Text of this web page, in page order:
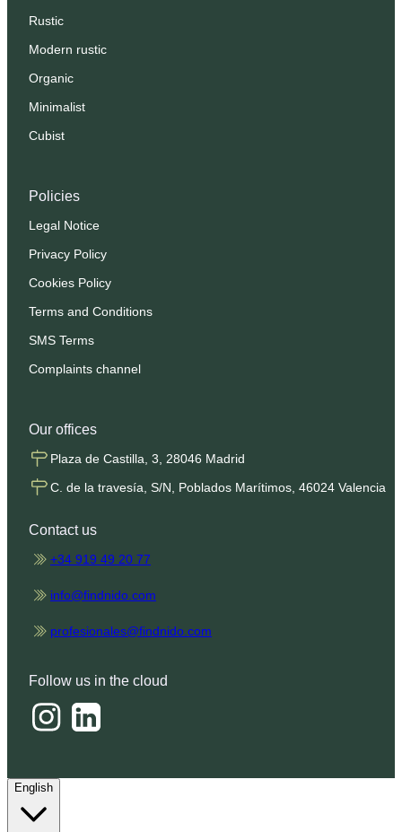
Rustic
Modern rustic
Organic
Minimalist
Cubist
Policies
Legal Notice
Privacy Policy
Cookies Policy
Terms and Conditions
SMS Terms
Complaints channel
Our offices
Plaza de Castilla, 3, 28046 Madrid
C. de la travesía, S/N, Poblados Marítimos, 46024 Valencia
Contact us
+34 919 49 20 77
info@findnido.com
profesionales@findnido.com
Follow us in the cloud
English